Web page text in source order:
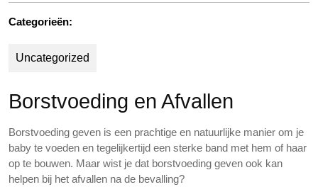
Categorieën:
Uncategorized
Borstvoeding en Afvallen
Borstvoeding geven is een prachtige en natuurlijke manier om je
baby te voeden en tegelijkertijd een sterke band met hem of haar
op te bouwen. Maar wist je dat borstvoeding geven ook kan
helpen bij het afvallen na de bevalling?